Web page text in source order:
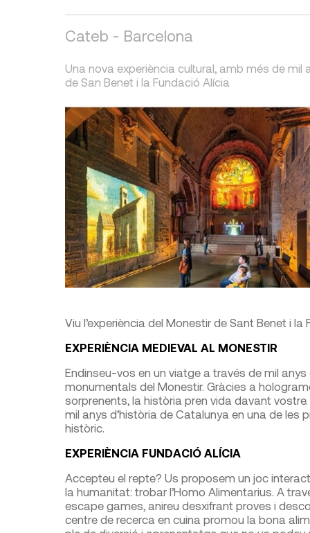
Cateb - Barcelona
Una nova experiència cultural, amb més de
de San Benet i la Fundació Alícia
Viu l’experiència del Monestir de Sant Benet i la
EXPERIÈNCIA MEDIEVAL AL MONESTIR
Endinseu-vos en un viatge a través de mil
monumentals del Monestir. Gràcies a
sorprenents, la història pren vida davant
mil anys d’història de Catalunya en una de
històric.
EXPERIÈNCIA FUNDACIÓ ALÍCIA
Accepteu el repte? Us proposem un joc
la humanitat: trobar l’Homo Alimentarius. A
escape games, anireu desxifrant proves i
centre de recerca en cuina promou la bona